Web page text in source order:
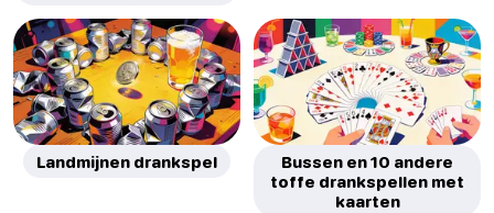
Landmijnen drankspel
Bussen en 10 andere
toffe drankspellen met
kaarten